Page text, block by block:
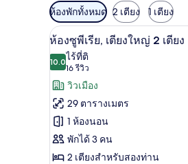
ตัว
กรอง
ที่
มี
ให้
สำหรับ
ห้อง
พัก
ห้องพักทั้งหมด 2 เตียง 1 เตียง
เปิด
ภาพถ่าย
ทั้งหมด
ของ
ห้อง
ซู
พี
6
ห้องซูพีเรีย, เตียงใหญ่ 2 เตียง
10.010.0 จาก 10
ไร้ที่ติ
16 รีวิว
(16
รีวิว)
วิวเมือง
29 ตารางเมตร
1 ห้องนอน
พักได้ 3 คน
2 เตียงสำหรับสองท่าน